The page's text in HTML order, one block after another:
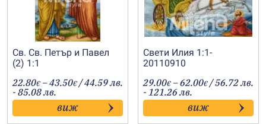
Св. Св. Петър и Павел
(2) 1:1
22.80€ –43.50€Price
range:
22.80€
through
43.50€
/ 44.59 лв.
- 85.08 лв.
виж
Свети Илия 1:1-
20110910
29.00€ –62.00€Price
range:
29.00€
through
62.00€
/ 56.72 лв.
- 121.26 лв.
виж